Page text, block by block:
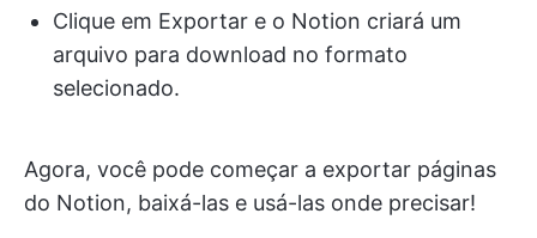
Clique em Exportar e o Notion criará um
arquivo para download no formato
selecionado.
Agora, você pode começar a exportar páginas
do Notion, baixá-las e usá-las onde precisar!